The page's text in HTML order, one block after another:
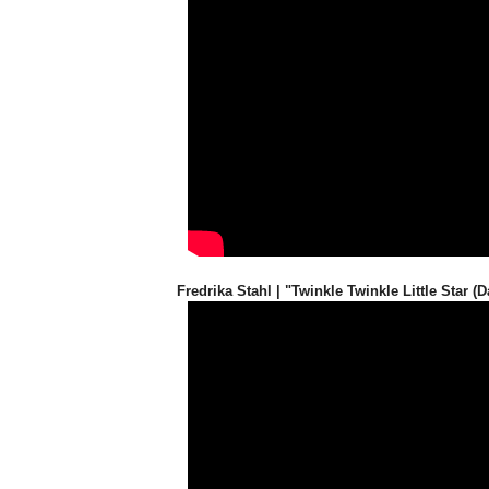
Fredrika Stahl | "Twinkle Twinkle Little Star